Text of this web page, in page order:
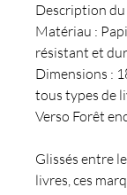
Description
Matériau :
résistant et
Dimensions :
tous types de
Verso Forêt
Glissés entre
livres, ces